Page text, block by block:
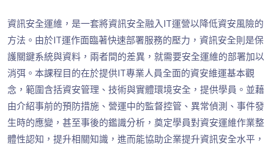
資訊安全運維，是一套將資訊安全融入IT運營以降低資安風險的
方法。由於IT運作面臨著快速部署服務的壓力，資訊安全則是保
護關鍵系統與資料，兩者間的差異，就需要安全運維的部署加以
消弭。本課程目的在於提供IT專業人員全面的資安維運基本觀
念，範圍含括資安管理、技術與實體環境安全，提供學員。並藉
由介紹事前的預防措施、營運中的監督控管、異常偵測、事件發
生時的應變，甚至事後的鑑識分析，奠定學員對資安運維作業整
體性認知，提升相關知識，進而能協助企業提升資訊安全水平，